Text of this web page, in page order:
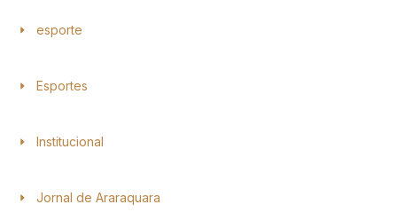
esporte
Esportes
Institucional
Jornal de Araraquara